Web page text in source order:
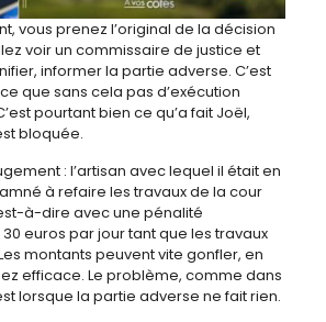
vous prenez l’original de la décision
voir un commissaire de justice et
informer la partie adverse. C’est
que sans cela pas d’exécution
pourtant bien ce qu’a fait Joël,
bloquée.
: l’artisan avec lequel il était en
à refaire les travaux de la cour
à-dire avec une pénalité
30 euros par jour tant que les travaux
montants peuvent vite gonfler, en
efficace. Le problème, comme dans
lorsque la partie adverse ne fait rien.